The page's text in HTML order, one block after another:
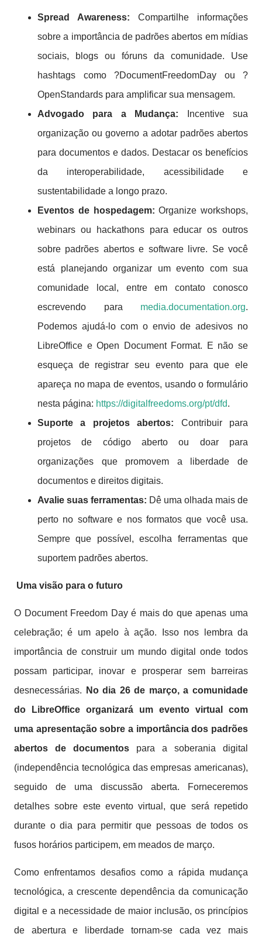
Spread Awareness: Compartilhe informações
sobre a importância de padrões abertos em mídias
sociais, blogs ou fóruns da comunidade. Use
hashtags como ?DocumentFreedomDay ou ?
OpenStandards para amplificar sua mensagem.
Advogado para a Mudança: Incentive sua
organização ou governo a adotar padrões abertos
para documentos e dados. Destacar os benefícios
da interoperabilidade, acessibilidade e
sustentabilidade a longo prazo.
Eventos de hospedagem: Organize workshops,
webinars ou hackathons para educar os outros
sobre padrões abertos e software livre. Se você
está planejando organizar um evento com sua
comunidade local, entre em contato conosco
escrevendo para media.documentation.org.
Podemos ajudá-lo com o envio de adesivos no
LibreOffice e Open Document Format. E não se
esqueça de registrar seu evento para que ele
apareça no mapa de eventos, usando o formulário
nesta página: https://digitalfreedoms.org/pt/dfd.
Suporte a projetos abertos: Contribuir para
projetos de código aberto ou doar para
organizações que promovem a liberdade de
documentos e direitos digitais.
Avalie suas ferramentas: Dê uma olhada mais de
perto no software e nos formatos que você usa.
Sempre que possível, escolha ferramentas que
suportem padrões abertos.
Uma visão para o futuro
O Document Freedom Day é mais do que apenas uma
celebração; é um apelo à ação. Isso nos lembra da
importância de construir um mundo digital onde todos
possam participar, inovar e prosperar sem barreiras
desnecessárias.
No dia 26 de março, a comunidade
do LibreOffice organizará um evento virtual com
uma apresentação sobre a importância dos padrões
abertos de documentos para a soberania digital
(independência tecnológica das empresas americanas),
seguido de uma discussão aberta. Forneceremos
detalhes sobre este evento virtual, que será repetido
durante o dia para permitir que pessoas de todos os
fusos horários participem, em meados de março.
Como enfrentamos desafios como a rápida mudança
tecnológica, a crescente dependência da comunicação
digital e a necessidade de maior inclusão, os princípios
de abertura e liberdade tornam-se cada vez mais